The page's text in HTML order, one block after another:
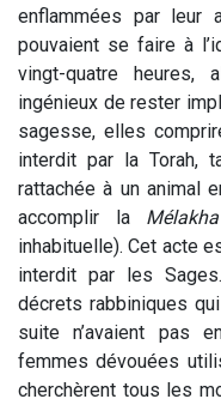
enflammées par leur
pouvaient se faire à
vingt-quatre heures,
ingénieux de rester
sagesse, elles
interdit par la Torah,
rattachée à un animal
accomplir la Mélakha
inhabituelle). Cet acte
interdit par les
décrets rabbiniques
suite n’avaient pas
femmes dévouées
cherchèrent tous les